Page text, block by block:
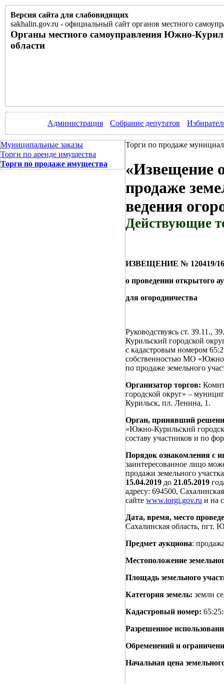
Версия сайта для слабовидящих
sakhalin.gov.ru - официальный сайт органов местного
Органы местного самоуправления Южно-
области
Администрация Собрание депутатов
Муниципальные заказы
Торги по аренде имущества
Торги по продаже имущества
Торги по продаже
«Извещение
продаже
ведения
Действующие
ИЗВЕЩЕНИЕ № 120419/
о проведении открытого
для огородничества
Руководствуясь ст.
Курильский городской
с кадастровым номером
собственностью МО «Южно-
по продаже земельного
Организатор торгов:
городской округ» –
Курильск, пл. Ленина, 1.
Орган, принявший
«Южно-Курильский
составу участников и по
Порядок ознакомления с
заинтересованное лицо
продажи земельного
15.04.2019 до 21.05.2019
адресу: 694500,
сайте www.torgi.gov.ru и на
Дата, время, место
Сахалинская область,
Предмет аукциона:
Местоположение
Площадь земельного
Категория земель: земли
Кадастровый номер:
Разрешенное
Обременений и
Начальная цена